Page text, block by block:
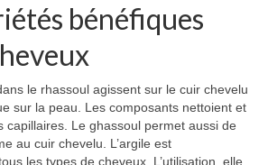
bénéfiques
le rhassoul agissent sur le cuir chevelu
sur la peau. Les composants nettoient et
capillaires. Le ghassoul permet aussi de
au cuir chevelu. L’argile est
les types de cheveux. L’utilisation, elle,